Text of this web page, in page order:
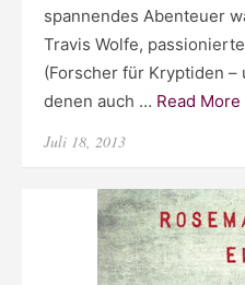
spannendes Abenteuer
Travis Wolfe,
(Forscher für Kryptiden
denen auch … Read More
Posted
Juli 18, 2013